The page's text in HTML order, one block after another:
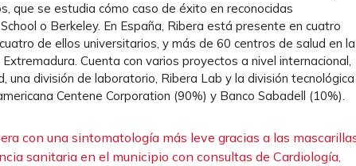
que se estudia cómo caso de éxito en reconocidas
o Berkeley. En España, Ribera está presente en cuatro
de ellos universitarios, y más de 60 centros de salud en la
Cuenta con varios proyectos a nivel internacional,
una división de laboratorio, Ribera Lab y la división tecnológica
Centene Corporation (90%) y Banco Sabadell (10%).
con una sintomatología más leve gracias a las
sanitaria en el municipio con consultas de Cardiología,